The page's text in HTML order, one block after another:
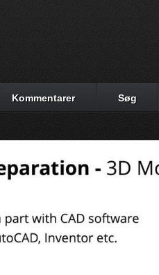
Kommentarer Søg